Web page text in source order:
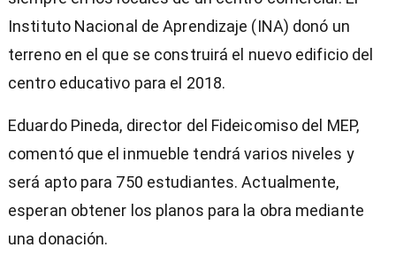
Instituto Nacional de Aprendizaje (INA) donó un
terreno en el que se construirá el nuevo edificio del
centro educativo para el 2018.
Eduardo Pineda, director del Fideicomiso del MEP,
comentó que el inmueble tendrá varios niveles y
será apto para 750 estudiantes. Actualmente,
esperan obtener los planos para la obra mediante
una donación.